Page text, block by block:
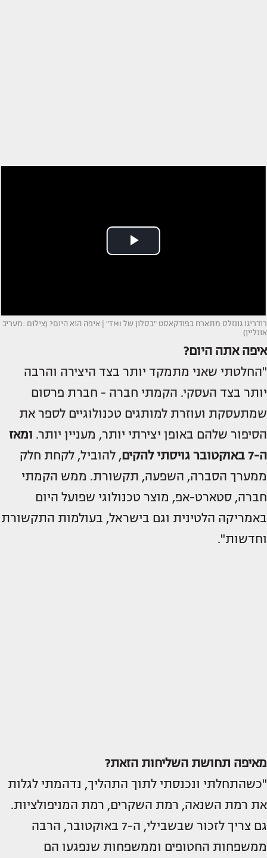
רודריגו גונזלס מתארח בפודקאסט "בסלון של TMI" | איפה הוא היום? (צילום :מעריב
אונליין)
איפה אתה היום?
"החלטתי שאני מתמקד יותר בצד היצירה והרבה
יותר בצד העסקי. הקמתי חברה - חברת פרסום
שמתעסקת ועוזרת למותגים טכנולוגיים לספר את
הסיפור שלהם באופן יצירתי יותר, מעניין יותר. ומאז
ה-7 באוקטובר גויסתי להקים
, להוביל, לקחת חלק
ממערך הסברה, השפעה, תקשורת. ממש הקמתי
חברה, סטארט-אפ, מוצר טכנולוגי שפועל היום
באמריקה הלטינית וגם בישראל, בעולמות התקשורת
וחדשות".
מאיפה תחושת השליחות הזאת?
"כשהתחלתי ונכנסתי לתוך התהליך, נדהמתי לגלות
את רמת השנאה, רמת השקרים, רמת המניפולציות.
גם צריך לזכור שבשבילי, ה-7 באוקטובר, הרבה
ממשפחות החטופים וממשפחות שנפגעו הם